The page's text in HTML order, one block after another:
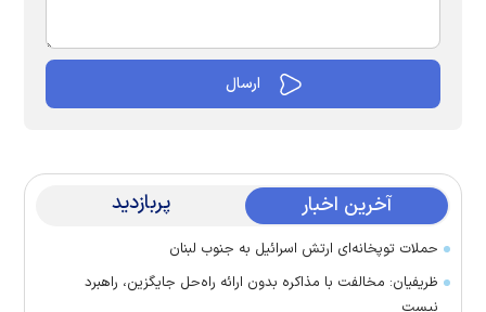
آخرین اخبار پربازدید
حملات توپخانه‌ای ارتش اسرائیل به جنوب لبنان
ظریفیان: مخالفت با مذاکره بدون ارائه راه‌حل جایگزین، راهبرد